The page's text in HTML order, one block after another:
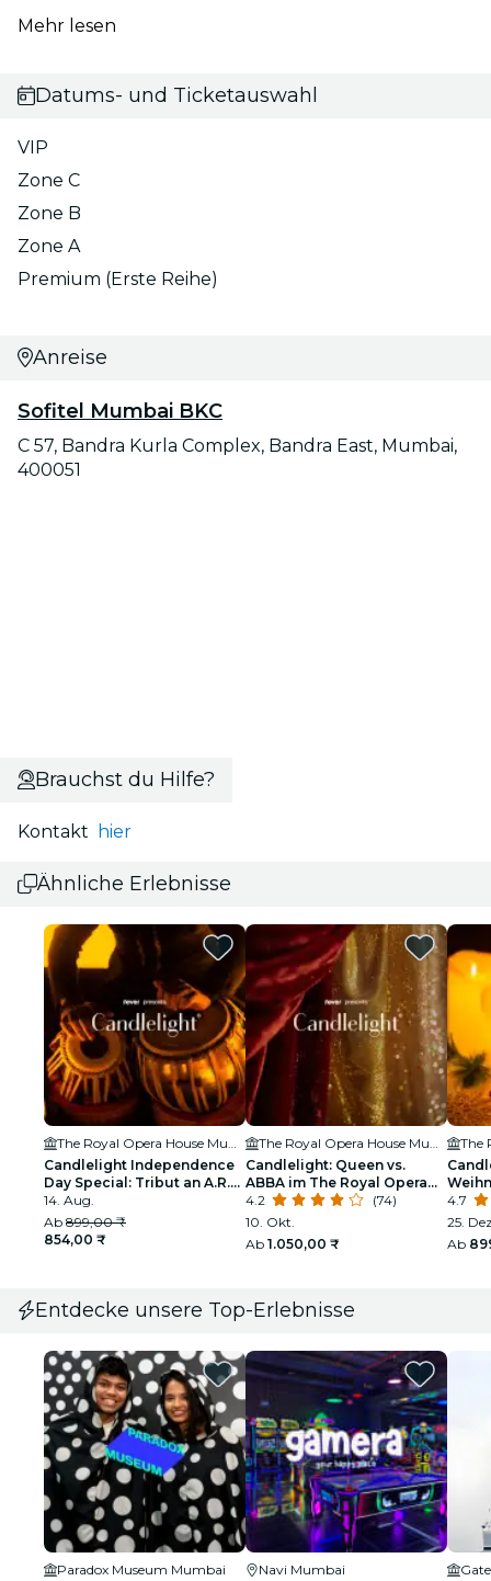
Mehr lesen
Datums- und Ticketauswahl
VIP
Zone C
Zone B
Zone A
Premium (Erste Reihe)
Anreise
Sofitel Mumbai BKC
C 57, Bandra Kurla Complex, Bandra East, Mumbai,
400051
Brauchst du Hilfe?
Kontakt hier
Ähnliche Erlebnisse
Candlelight Independence
Day Special: Tribut an A.R.
Rahman im The Royal Opera
House
14. Aug.
Ab 899,00 ₹
854,00 ₹
Candlelight: Queen vs.
ABBA im The Royal Opera
House Mumbai
4.2
(74)
10. Okt.
Ab 1.050,00 ₹
Royal
4.7
25.
Ab
Entdecke unsere Top-Erlebnisse
Paradox Museum Mumbai
Navi Mumbai